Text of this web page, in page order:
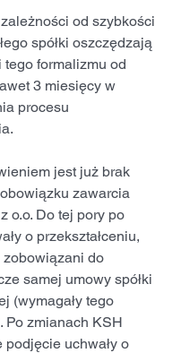
od szybkości
spółki oszczędzają
formalizmu od
3 miesięcy w
procesu
jest już brak
zawarcia
o.o. Do tej pory po
o przekształceniu,
do
samej umowy spółki
(wymagały tego
Po zmianach KSH
podjęcie uchwały o